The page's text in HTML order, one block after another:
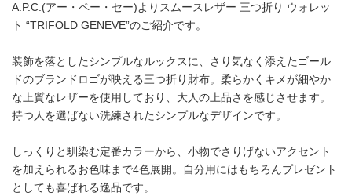
A.P.C.(アー・ペー・セー)よりスムースレザー 三つ折り ウォレッ
ト “TRIFOLD GENEVE”のご紹介です。
装飾を落としたシンプルなルックスに、さり気なく添えたゴール
ドのブランドロゴが映える三つ折り財布。柔らかくキメが細やか
な上質なレザーを使用しており、大人の上品さを感じさせます。
持つ人を選ばない洗練されたシンプルなデザインです。
しっくりと馴染む定番カラーから、小物でさりげないアクセント
を加えられるお色味まで4色展開。自分用にはもちろんプレゼント
としても喜ばれる逸品です。